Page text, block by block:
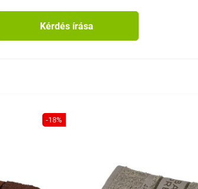
Kérdés írása
-18%